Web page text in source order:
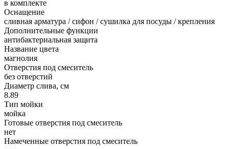
в комплекте
Оснащение
сливная арматура / сифон / сушилка для посуды / крепления
Дополнительные функции
антибактериальная защита
Название цвета
магнолия
Отверстия под смеситель
без отверстий
Диаметр слива, см
8.89
Тип мойки
мойка
Готовые отверстия под смеситель
нет
Намеченные отверстия под смеситель